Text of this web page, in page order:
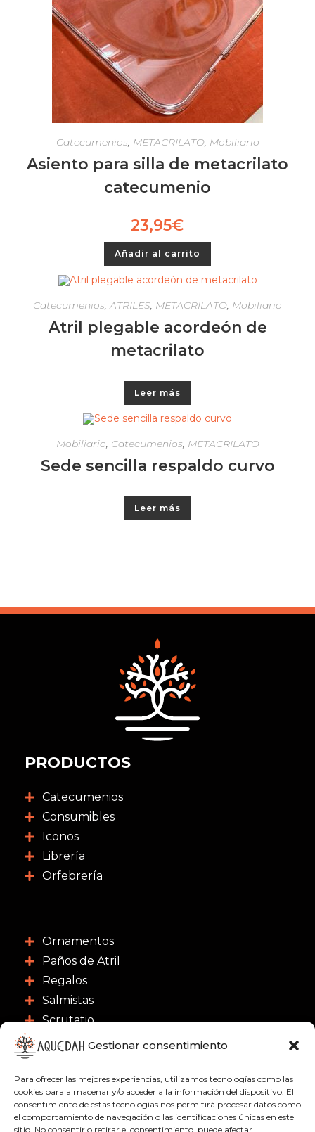
Gestionar consentimiento
Para ofrecer las mejores experiencias, utilizamos tecnologías como las
cookies para almacenar y/o acceder a la información del dispositivo. El
consentimiento de estas tecnologías nos permitirá procesar datos como
el comportamiento de navegación o las identificaciones únicas en este
sitio. No consentir o retirar el consentimiento, puede afectar
Catecumenios, METACRILATO, Mobiliario
Asiento para silla de metacrilato
catecumenio
23,95€
Añadir al carrito
Catecumenios,ATRILES, METACRILATO, Mobiliario
Atril plegable acordeón de
metacrilato
Leer más
Mobiliario, Catecumenios, METACRILATO
Sede sencilla respaldo curvo
Leer más
PRODUCTOS
Catecumenios
Consumibles
Iconos
Librería
Orfebrería
Ornamentos
Paños de Atril
Regalos
Salmistas
Scrutatio
CONTACTO
C/ Nuestra Señora de las Nieves 3, 46003 -
Valencia
963 91 18 21